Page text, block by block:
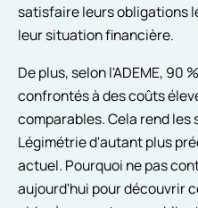
satisfaire leurs obligations
leur situation financière.
De plus, selon l'ADEME, 90
confrontés à des coûts
comparables. Cela rend
Légimétrie d'autant plus
actuel. Pourquoi ne pas
aujourd'hui pour découvrir